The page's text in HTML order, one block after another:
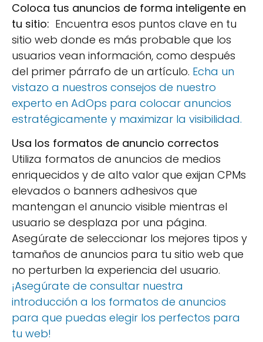
Coloca tus anuncios de forma inteligente en
tu sitio: Encuentra esos puntos clave en tu
sitio web donde es más probable que los
usuarios vean información, como después
del primer párrafo de un artículo. Echa un
vistazo a nuestros consejos de nuestro
experto en AdOps para colocar anuncios
estratégicamente y maximizar la visibilidad.
Usa los formatos de anuncio correctos
Utiliza formatos de anuncios de medios
enriquecidos y de alto valor que exijan CPMs
elevados o banners adhesivos que
mantengan el anuncio visible mientras el
usuario se desplaza por una página.
Asegúrate de seleccionar los mejores tipos y
tamaños de anuncios para tu sitio web que
no perturben la experiencia del usuario.
¡Asegúrate de consultar nuestra
introducción a los formatos de anuncios
para que puedas elegir los perfectos para
tu web!